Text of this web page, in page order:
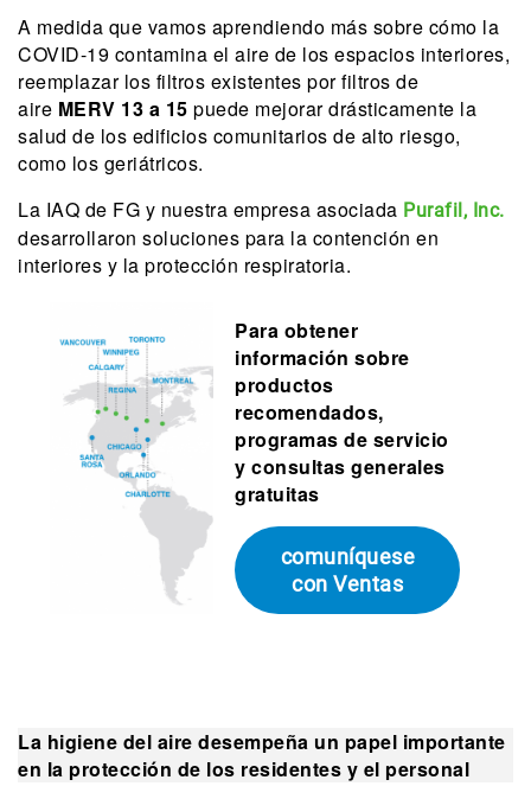
A medida que vamos aprendiendo más sobre cómo la
COVID-19 contamina el aire de los espacios interiores,
reemplazar los filtros existentes por filtros de
aire MERV 13 a 15 puede mejorar drásticamente la
salud de los edificios comunitarios de alto riesgo,
como los geriátricos.
La IAQ de FG y nuestra empresa asociada Purafil, Inc.
desarrollaron soluciones para la contención en
interiores y la protección respiratoria.
Para obtener
información sobre
productos
recomendados,
programas de servicio
y consultas generales
gratuitas
comuníquese
con Ventas
La higiene del aire desempeña un papel importante
en la protección de los residentes y el personal